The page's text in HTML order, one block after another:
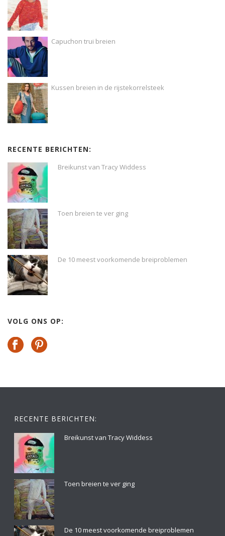
Capuchon trui breien
Kussen breien in de rijstekorrelsteek
RECENTE BERICHTEN:
Breikunst van Tracy Widdess
Toen breien te ver ging
De 10 meest voorkomende breiproblemen
VOLG ONS OP:
RECENTE BERICHTEN:
Breikunst van Tracy Widdess
Toen breien te ver ging
De 10 meest voorkomende breiproblemen